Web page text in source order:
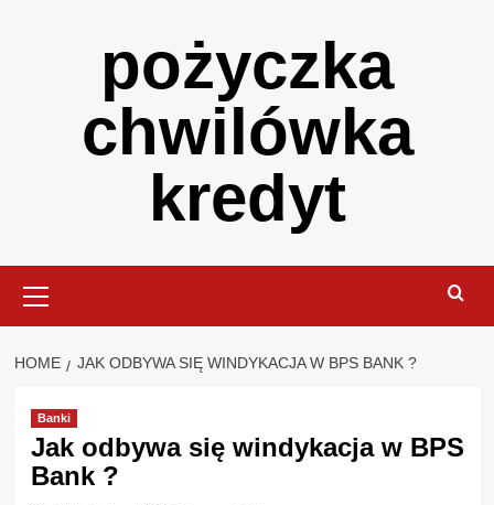
pożyczka
chwilówka
kredyt
Menu
HOME JAK ODBYWA SIĘ WINDYKACJA W BPS BANK ?
Banki
Jak odbywa się windykacja w BPS
Bank ?